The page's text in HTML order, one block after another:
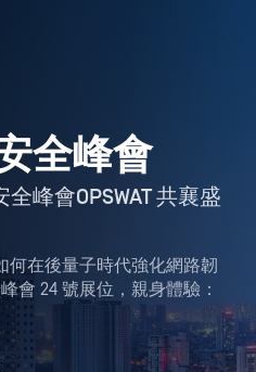
全峰會
峰會OPSWAT 共襄盛
何在後量子時代強化網路韌
會 24 號展位，親身體驗：